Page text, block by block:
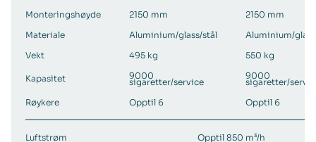
Monteringshøyde 2150 mm
2150 mm
Materiale
Aluminium/glass/stål
Aluminium/
Vekt
495 kg 550 kg
Kapasitet 9000
sigaretter/service
9000
sigaretter/
Røykere
Opptil 6 Opptil 6
Luftstrøm
Opptil 850 m³/h